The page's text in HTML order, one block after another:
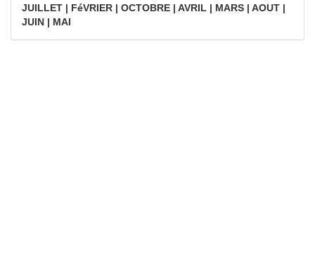
JUILLET | FéVRIER | OCTOBRE | AVRIL | MARS | AOUT |
JUIN | MAI